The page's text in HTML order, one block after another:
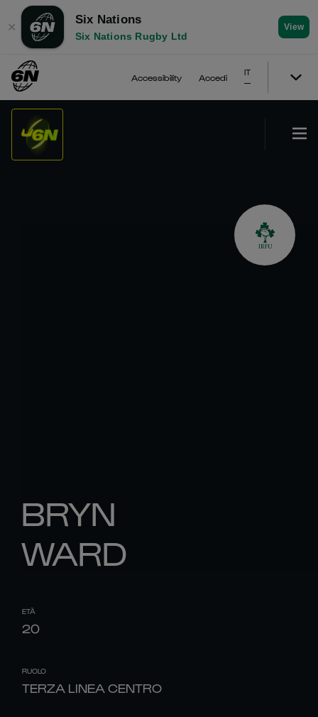
✕
Six Nations
Six Nations Rugby Ltd
View
Accessibility Accedi
IT
BRYN
WARD
ETÀ
20
RUOLO
TERZA LINEA CENTRO